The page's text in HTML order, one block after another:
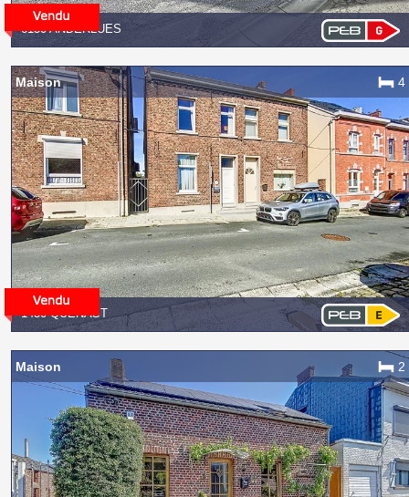
6150 ANDERLUES
1430 QUENAST
Maison 4
Maison 2